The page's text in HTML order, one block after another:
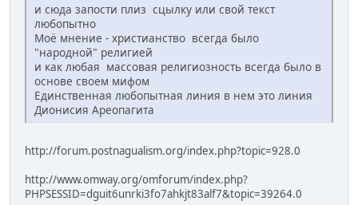
и сюда запости плиз сцылку или свой текст
любопытно
Моё мнение - христианство всегда было
"народной" религией
и как любая массовая религиозность всегда было в
основе своем мифом
Единственная любопытная линия в нем это линия
Дионисия Ареопагита
http://forum.postnagualism.org/index.php?topic=928.0
http://www.omway.org/omforum/index.php?
PHPSESSID=dguit6unrki3fo7ahkjt83alf7&topic=39264.0